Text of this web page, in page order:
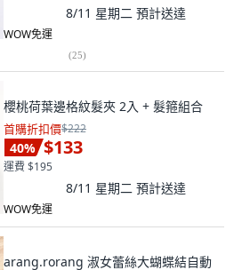
8/11 星期二 預計送達
WOW免運
(25)
櫻桃荷葉邊格紋髮夾 2入 + 髮箍組合
首購折扣價$222
40% $133
運費 $195
8/11 星期二 預計送達
WOW免運
arang.rorang 淑女蕾絲大蝴蝶結自動